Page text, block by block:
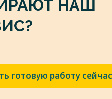
НАШ
готовую работу сейчас